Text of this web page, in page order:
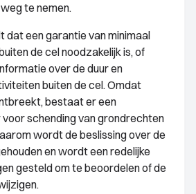
te nemen.
dat een garantie van minimaal
de cel noodzakelijk is, of
over de duur en
buiten de cel. Omdat
bestaat er een
schending van grondrechten
wordt de beslissing over de
en wordt een redelijke
gesteld om te beoordelen of de